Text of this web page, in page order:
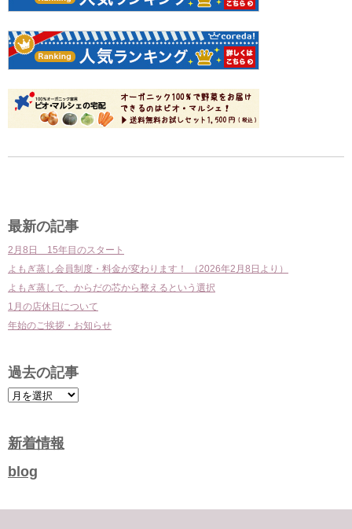
最新の記事
2月8日 15年目のスタート
よもぎ蒸し会員制度・料金が変わります！ （2026年2月8日より）
よもぎ蒸しで、からだの芯から整えるという選択
1月の店休日について
年始のご挨拶・お知らせ
過去の記事
過
の
記
事
新着情報
blog